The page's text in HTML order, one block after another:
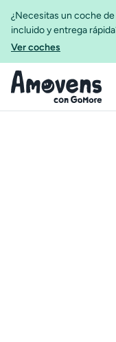
¿Necesitas un coche
incluido y entrega
Ver coches